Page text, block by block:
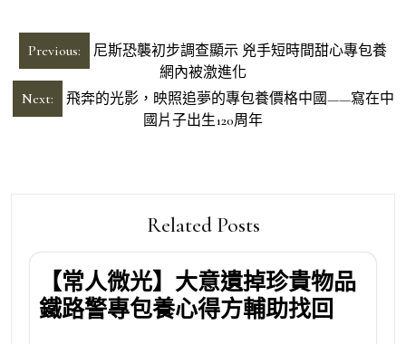
文
章
導
Previous:
尼斯恐襲初步調查顯示 兇手短時間甜心專包養
網內被激進化
Next:
飛奔的光影，映照追夢的專包養價格中國——寫在中
國片子出生120周年
Related Posts
【常人微光】大意遺掉珍貴物品
鐵路警專包養心得方輔助找回